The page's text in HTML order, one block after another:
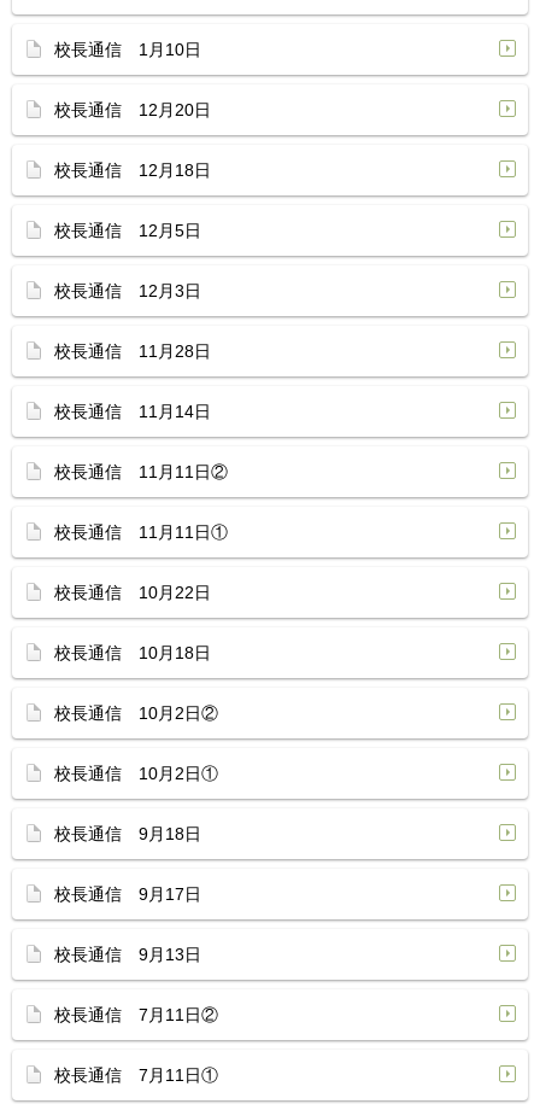
校長通信 1月10日
校長通信 12月20日
校長通信 12月18日
校長通信 12月5日
校長通信 12月3日
校長通信 11月28日
校長通信 11月14日
校長通信 11月11日②
校長通信 11月11日①
校長通信 10月22日
校長通信 10月18日
校長通信 10月2日②
校長通信 10月2日①
校長通信 9月18日
校長通信 9月17日
校長通信 9月13日
校長通信 7月11日②
校長通信 7月11日①